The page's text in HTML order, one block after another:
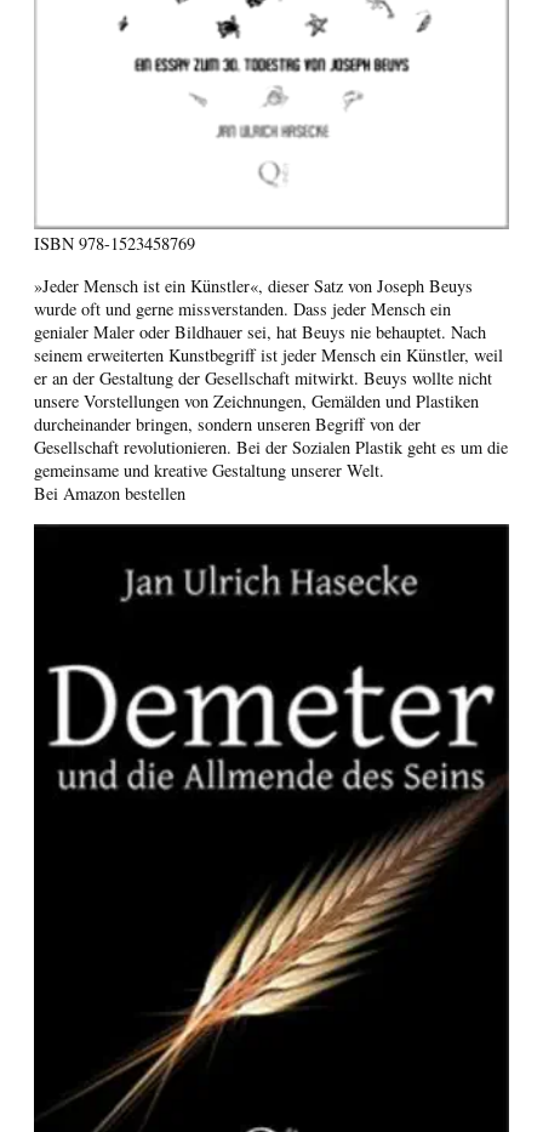
ISBN 978-1523458769
»Jeder Mensch ist ein Künstler«, dieser Satz von Joseph Beuys
wurde oft und gerne missverstanden. Dass jeder Mensch ein
genialer Maler oder Bildhauer sei, hat Beuys nie behauptet. Nach
seinem erweiterten Kunstbegriff ist jeder Mensch ein Künstler, weil
er an der Gestaltung der Gesellschaft mitwirkt. Beuys wollte nicht
unsere Vorstellungen von Zeichnungen, Gemälden und Plastiken
durcheinander bringen, sondern unseren Begriff von der
Gesellschaft revolutionieren. Bei der Sozialen Plastik geht es um die
gemeinsame und kreative Gestaltung unserer Welt.
Bei Amazon bestellen